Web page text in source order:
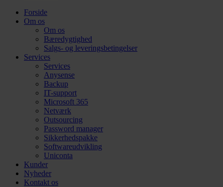
Forside
Om os
Om os
Bæredygtighed
Salgs- og leveringsbetingelser
Services
Services
Anysense
Backup
IT-support
Microsoft 365
Netværk
Outsourcing
Password manager
Sikkerhedspakke
Softwareudvikling
Uniconta
Kunder
Nyheder
Kontakt os